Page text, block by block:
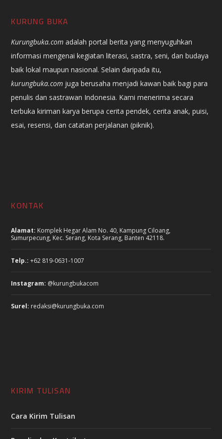
KURUNG BUKA
Kurungbuka.com adalah portal berita yang menyuguhkan
informasi mengenai kegiatan literasi, sastra, seni, dan budaya
baik lokal maupun nasional. Selain daripada itu,
kurungbuka.com juga berusaha menjadi kawan baik bagi para
penulis dan sastrawan Indonesia. Kami menerima secara
terbuka kiriman karya berupa cerita pendek, cerita anak, puisi,
esai, resensi, dan catatan perjalanan (piknik).
KONTAK
Alamat: Komplek Hegar Alam No. 40, Kampung Ciloang,
Sumurpecung, Kec. Serang, Kota Serang, Banten 42118.
Telp.: +62 819-0631-1007
Instagram: @kurungbukacom
Surel: redaksi@kurungbuka.com
KIRIM TULISAN
Cara Kirim Tulisan